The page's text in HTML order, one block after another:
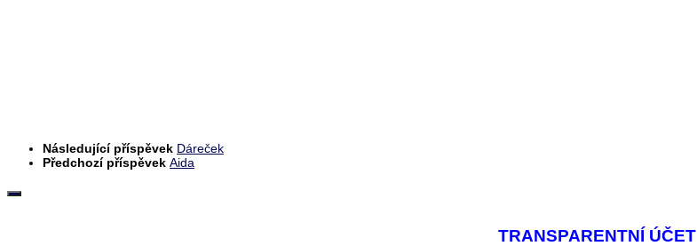
Následující příspěvek Dáreček
Předchozí příspěvek Aida
TRANSPARENTNÍ ÚČET